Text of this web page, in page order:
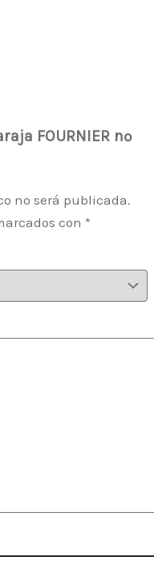
FOURNIER nº
no será publicada.
con *